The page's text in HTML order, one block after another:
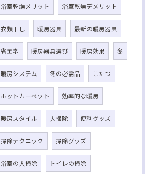
浴室乾燥メリット 浴室乾燥デメリット
衣類干し 暖房器具 最新の暖房器具
省エネ 暖房器具選び 暖房効果 冬
暖房システム 冬の必需品 こたつ
ホットカーペット 効率的な暖房
暖房スタイル 大掃除 便利グッズ
掃除テクニック 掃除グッズ
浴室の大掃除 トイレの掃除